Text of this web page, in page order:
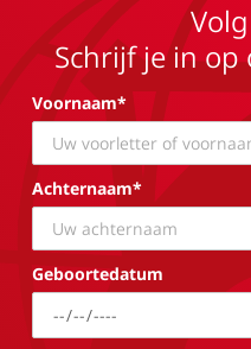
Schrijf je in
Voornaam*
Achternaam*
Geboortedatum